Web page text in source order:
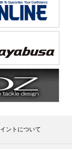
ントについて